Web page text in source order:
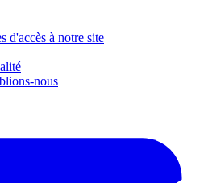
d'accès à notre site
nous